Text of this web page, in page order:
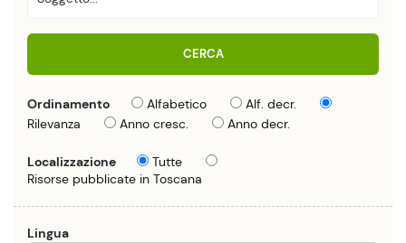
CERCA
Ordinamento Alfabetico
Alf. decr.
Rilevanza
Anno cresc. Anno decr.
Localizzazione
Tutte
Risorse pubblicate in Toscana
Lingua